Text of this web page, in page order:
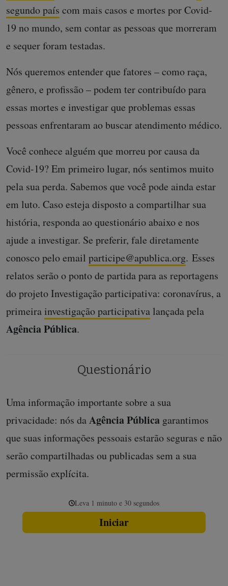
segundo país com mais casos e mortes por Covid-
19 no mundo, sem contar as pessoas que morreram
e sequer foram testadas.
Nós queremos entender que fatores – como raça,
gênero, e profissão – podem ter contribuído para
essas mortes e investigar que problemas essas
pessoas enfrentaram ao buscar atendimento médico.
Você conhece alguém que morreu por causa da
Covid-19? Em primeiro lugar, nós sentimos muito
pela sua perda. Sabemos que você pode ainda estar
em luto. Caso esteja disposto a compartilhar sua
história, responda ao questionário abaixo e nos
ajude a investigar. Se preferir, fale diretamente
conosco pelo email participe@apublica.org. Esses
relatos serão o ponto de partida para as reportagens
do projeto Investigação participativa: coronavírus, a
primeirainvestigação participativa lançada pela
Agência Pública.
Questionário
Uma informação importante sobre a sua
privacidade: nós daAgência Pública garantimos
que suas informações pessoais estarão seguras e não
serão compartilhadas ou publicadas sem a sua
permissão explícita.